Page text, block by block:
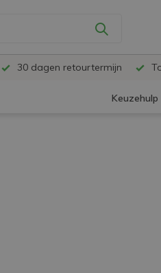
30 dagen retourtermijn
Keuzehulp